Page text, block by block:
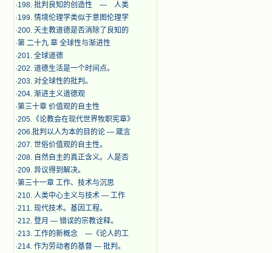
·198. 批判良知的创造性 — 人类
·199. 情境伦理学类似于意图伦理学
·200. 天主教道德是否消除了良知的
·第 二十九 章 全球性与渐进性
·201. 全球道德
·202. 道德生活是一个时间点。
·203. 对全球性的批判。
·204. 渐进主义道德观
·第三十章 价值观的自主性
·205.《论教会在现代世界牧职宪章》
·206.批判以人为本的目的论 — 箴言
·207. 世俗价值观的自主性。
·208. 自然自主的真正含义。人是否
·209. 异议得到解决。
·第三十一章 工作、技术与沉思
·210. 人类中心主义与技术 — 工作
·211. 现代技术。基因工程。
·212. 登月 — 错误的宗教诠释。
·213. 工作的新概念 —《论人的工
·214. 作为劳动者的基督 — 批判。